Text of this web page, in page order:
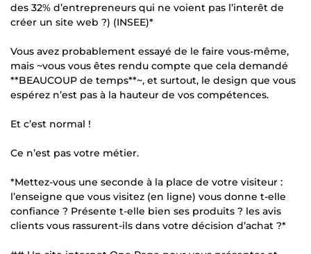
des 32% d’entrepreneurs qui ne voient pas l’interêt de
créer un site web ?) (INSEE)*
Vous avez probablement essayé de le faire vous-même,
mais ~vous vous êtes rendu compte que cela demandé
**BEAUCOUP de temps**~, et surtout, le design que vous
espérez n’est pas à la hauteur de vos compétences.
Et c’est normal !
Ce n’est pas votre métier.
*Mettez-vous une seconde à la place de votre visiteur :
l’enseigne que vous visitez (en ligne) vous donne t-elle
confiance ? Présente t-elle bien ses produits ? les avis
clients vous rassurent-ils dans votre décision d’achat ?*